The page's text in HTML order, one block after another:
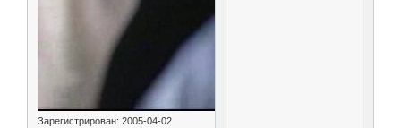
Зарегистрирован: 2005-04-02